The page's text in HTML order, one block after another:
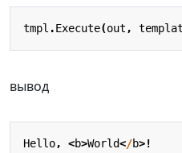
tmpl .Execute(out ,
вывод
Hello, <b>World</b>!